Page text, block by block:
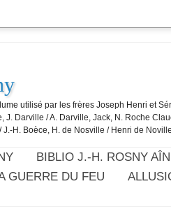
utilisé par les frères Joseph Henri et
J. Darville / A. Darville, Jack, N. Roche
J.-H. Boèce, H. de Nosville / Henri de
BIBLIO J.-H. ROSNY
GUERRE DU FEU